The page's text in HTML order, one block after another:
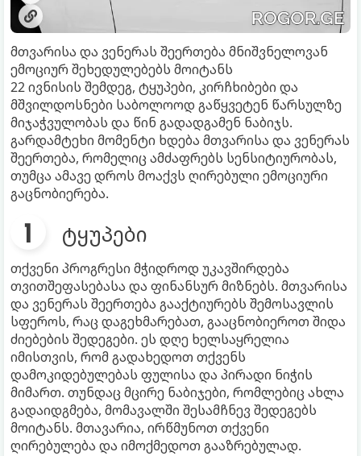
მთვარისა და ვენერას შეერთება მნიშვნელოვან
ემოციურ შეხედულებებს მოიტანს
22 ივნისის შემდეგ, ტყუპები, კირჩხიბები და
მშვილდოსნები საბოლოოდ გაწყვეტენ წარსულზე
მიჯაჭვულობას და წინ გადადგამენ ნაბიჯს.
გარდამტეხი მომენტი ხდება მთვარისა და ვენერას
შეერთება, რომელიც ამძაფრებს სენსიტიურობას,
თუმცა ამავე დროს მოაქვს ღირებული ემოციური
გაცნობიერება.
ტყუპები
თქვენი პროგრესი მჭიდროდ უკავშირდება
თვითშეფასებასა და ფინანსურ მიზნებს. მთვარისა
და ვენერას შეერთება გააქტიურებს შემოსავლის
სფეროს, რაც დაგეხმარებათ, გააცნობიეროთ შიდა
ძიებების შედეგები. ეს დღე ხელსაყრელია
იმისთვის, რომ გადახედოთ თქვენს
დამოკიდებულებას ფულისა და პირადი ნიჭის
მიმართ. თუნდაც მცირე ნაბიჯები, რომლებიც ახლა
გადაიდგმება, მომავალში შესამჩნევ შედეგებს
მოიტანს. მთავარია, ირწმუნოთ თქვენი
ღირებულება და იმოქმედოთ გააზრებულად.